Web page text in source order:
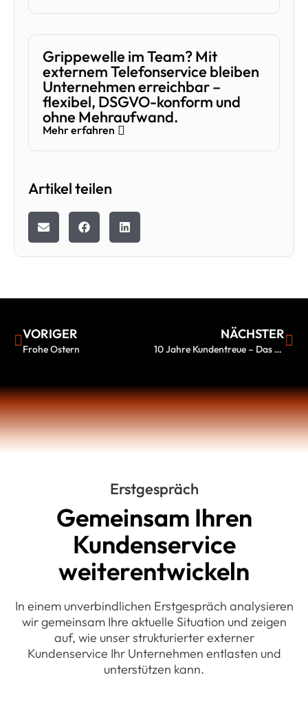
Grippewelle im Team? Mit
externem Telefonservice bleiben
Unternehmen erreichbar –
flexibel, DSGVO-konform und
ohne Mehraufwand.
Mehr erfahren
Artikel teilen
VORIGER
Frohe Ostern
NÄCHSTER
10 Jahre Kundentreue – Das verdient Anerkennung
Erstgespräch
Gemeinsam Ihren
Kundenservice
weiterentwickeln
In einem unverbindlichen Erstgespräch analysieren
wir gemeinsam Ihre aktuelle Situation und zeigen
auf, wie unser strukturierter externer
Kundenservice Ihr Unternehmen entlasten und
unterstützen kann.